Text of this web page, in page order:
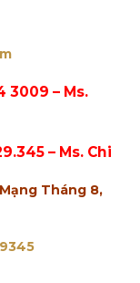
3009 – Ms.
– Ms. Chi
Tháng 8,